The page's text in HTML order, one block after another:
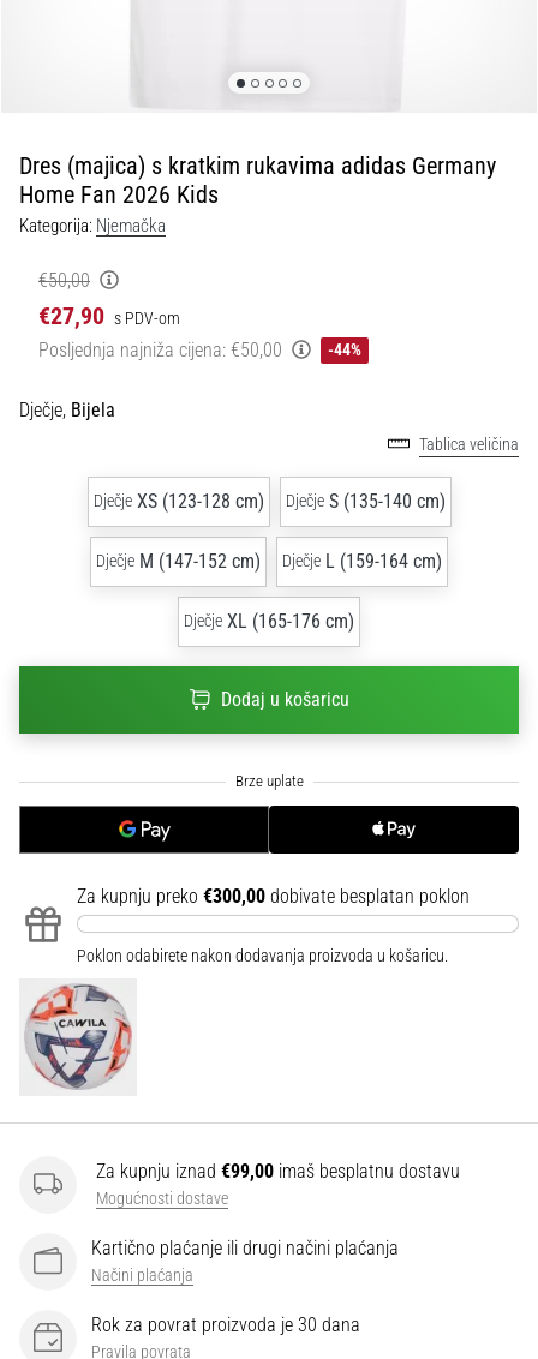
1. 7. 2025
1 min. čitanja
Play
for
More
Victories
Pripremi
se
službenim
kopačkama
i
Prikaži
sve
članke
Dres (majica) s kratkim rukavima adidas Germany
Home Fan 2026 Kids
Kategorija: Njemačka
€50,00
€27,90 s PDV-om
Posljednja najniža cijena: €50,00 -44%
Dječje, Bijela
Tablica veličina
Dječje XS (123-128 cm) Dječje S (135-140 cm)
Dječje M (147-152 cm) Dječje L (159-164 cm)
Dječje XL (165-176 cm)
Dodaj u košaricu
Za kupnju preko €300,00 dobivate besplatan poklon
Poklon odabirete nakon dodavanja proizvoda u košaricu.
Za kupnju iznad €99,00 imaš besplatnu dostavu
Mogućnosti dostave
Kartično plaćanje ili drugi načini plaćanja
Načini plaćanja
Rok za povrat proizvoda je 30 dana
Pravila povrata